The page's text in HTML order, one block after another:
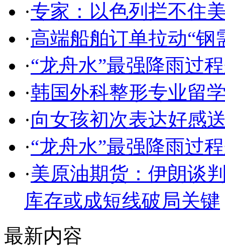
·专家：以色列拦不住
·高端船舶订单拉动“钢
·“龙舟水”最强降雨过
·韩国外科整形专业留
·向女孩初次表达好感
·“龙舟水”最强降雨过
·美原油期货：伊朗谈
库存或成短线破局关键
最新内容